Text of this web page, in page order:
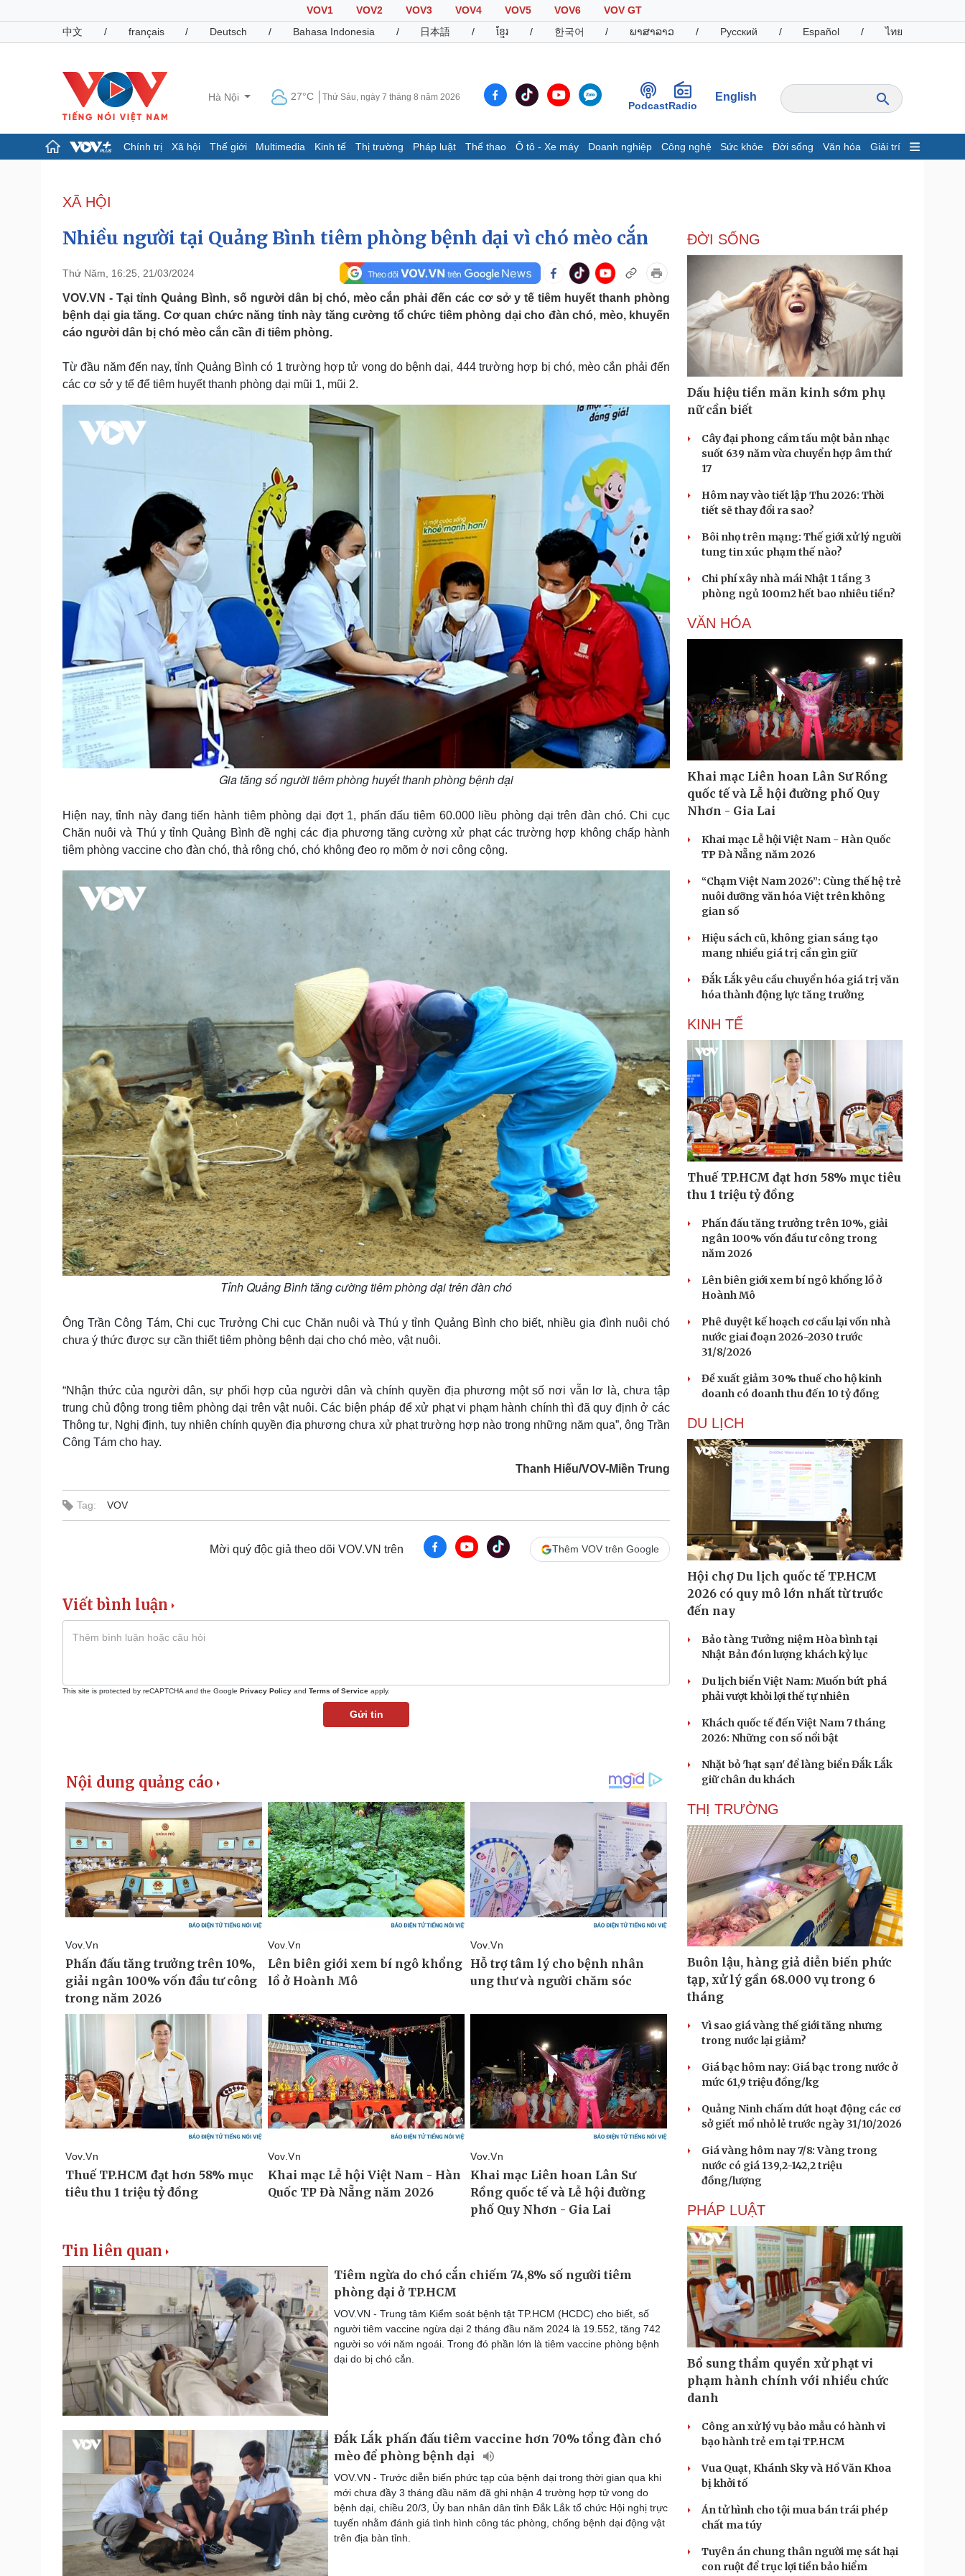
VOV1 VOV2 VOV3 VOV4 VOV5 VOV6
VOV GT
中文
/ français / Deutsch / Bahasa Indonesia / 日本語 / ខ្មែរ / 한국어 / ພາສາລາວ / Русский / Español / ไทย
Hà Nội 27°C Thứ Sáu, ngày 7 tháng 8 năm 2026
PodcastRadio
English
Chính trị Xã hội Thế giới Multimedia Kinh tế Thị trường Pháp luật Thể thao Ô tô - Xe máy Doanh nghiệp Công nghệ Sức khỏe Đời sống Văn hóa Giải trí
Đảng
Tổ chức nhân sự
Quốc hội
Nhận diện sự thật
Giáo dục
Dấu ấn VOV
Infographic
Giá cà phê
Pháp luật
Vụ án
Tin nóng
Quân sự - Quốc phòng
Vũ khí
Việt Nam
Thể thao
Bóng đá
eSports
Hậu trường
Ô tô - Xe máy
Ô tô
Doanh nghiệp
Thông tin doanh nghiệp
Doanh nghiệp 24h
Doanh nhân
Vì cộng đồng
Công nghệ
Sành điệu
Tin Công nghệ
Trải nghiệm
Chuyển đổi số
Dinh dưỡng - món ngon
Cây thuốc
Làm đẹp - giảm cân
Phòng mạch online
Ăn sạch sống khỏe
Nhà đẹp
Sân khấu - Điện ảnh
Văn học
Âm nhạc
Di sản
check-in
Podcast
Đọc truyện đêm khuya
Cửa sổ tình yêu
XÃ HỘI
Nhiều người tại Quảng Bình tiêm phòng bệnh dại vì chó mèo cắn
Thứ Năm, 16:25, 21/03/2024
VOV.VN - Tại tỉnh Quảng Bình, số người dân bị chó, mèo cắn phải đến các cơ sở y tế tiêm huyết thanh phòng
bệnh dại gia tăng. Cơ quan chức năng tỉnh này tăng cường tổ chức tiêm phòng dại cho đàn chó, mèo, khuyến
cáo người dân bị chó mèo cắn cần đi tiêm phòng.
Từ đầu năm đến nay, tỉnh Quảng Bình có 1 trường hợp tử vong do bệnh dại, 444 trường hợp bị chó, mèo cắn phải đến
các cơ sở y tế để tiêm huyết thanh phòng dại mũi 1, mũi 2.
Gia tăng số người tiêm phòng huyết thanh phòng bệnh dại
Hiện nay, tỉnh này đang tiến hành tiêm phòng dại đợt 1, phấn đấu tiêm 60.000 liều phòng dại trên đàn chó. Chi cục
Chăn nuôi và Thú y tỉnh Quảng Bình đề nghị các địa phương tăng cường xử phạt các trường hợp không chấp hành
tiêm phòng vaccine cho đàn chó, thả rông chó, chó không đeo rọ mõm ở nơi công cộng.
Tỉnh Quảng Bình tăng cường tiêm phòng dại trên đàn chó
Ông Trần Công Tám, Chi cục Trưởng Chi cục Chăn nuôi và Thú y tỉnh Quảng Bình cho biết, nhiều gia đình nuôi chó
chưa ý thức được sự cần thiết tiêm phòng bệnh dại cho chó mèo, vật nuôi.
“Nhận thức của người dân, sự phối hợp của người dân và chính quyền địa phương một số nơi vẫn lơ là, chưa tập
trung chủ động trong tiêm phòng dại trên vật nuôi. Các biện pháp để xử phạt vi phạm hành chính thì đã quy định ở các
Thông tư, Nghị định, tuy nhiên chính quyền địa phương chưa xử phạt trường hợp nào trong những năm qua”, ông Trần
Công Tám cho hay.
Thanh Hiếu/VOV-Miền Trung
Tag: VOV
Mời quý độc giả theo dõi VOV.VN trên Thêm VOV trên Google
Viết bình luận
This site is protected by reCAPTCHA and the Google Privacy Policy and Terms of Service apply.
Gửi tin
Tin liên quan
Tiêm ngừa do chó cắn chiếm 74,8% số người tiêm
phòng dại ở TP.HCM
VOV.VN - Trung tâm Kiểm soát bệnh tật TP.HCM (HCDC) cho biết, số
người tiêm vaccine ngừa dại 2 tháng đầu năm 2024 là 19.552, tăng 742
người so với năm ngoái. Trong đó phần lớn là tiêm vaccine phòng bệnh
dại do bị chó cắn.
Đắk Lắk phấn đấu tiêm vaccine hơn 70% tổng đàn chó
mèo để phòng bệnh dại
VOV.VN - Trước diễn biến phức tạp của bệnh dại trong thời gian qua khi
mới chưa đầy 3 tháng đầu năm đã ghi nhận 4 trường hợp tử vong do
bệnh dại, chiều 20/3, Ủy ban nhân dân tỉnh Đắk Lắk tổ chức Hội nghị trực
tuyến nhằm đánh giá tình hình công tác phòng, chống bệnh dại động vật
trên địa bàn tỉnh.
ĐỜI SỐNG
Dấu hiệu tiền mãn kinh sớm phụ
nữ cần biết
Cây đại phong cầm tấu một bản nhạc
suốt 639 năm vừa chuyển hợp âm thứ
17
Hôm nay vào tiết lập Thu 2026: Thời
tiết sẽ thay đổi ra sao?
Bôi nhọ trên mạng: Thế giới xử lý người
tung tin xúc phạm thế nào?
Chi phí xây nhà mái Nhật 1 tầng 3
phòng ngủ 100m2 hết bao nhiêu tiền?
VĂN HÓA
Khai mạc Liên hoan Lân Sư Rồng
quốc tế và Lễ hội đường phố Quy
Nhơn - Gia Lai
Khai mạc Lễ hội Việt Nam - Hàn Quốc
TP Đà Nẵng năm 2026
“Chạm Việt Nam 2026”: Cùng thế hệ trẻ
nuôi dưỡng văn hóa Việt trên không
gian số
Hiệu sách cũ, không gian sáng tạo
mang nhiều giá trị cần gìn giữ
Đắk Lắk yêu cầu chuyển hóa giá trị văn
hóa thành động lực tăng trưởng
KINH TẾ
Thuế TP.HCM đạt hơn 58% mục tiêu
thu 1 triệu tỷ đồng
Phấn đấu tăng trưởng trên 10%, giải
ngân 100% vốn đầu tư công trong
năm 2026
Lên biên giới xem bí ngô khổng lồ ở
Hoành Mô
Phê duyệt kế hoạch cơ cấu lại vốn nhà
nước giai đoạn 2026-2030 trước
31/8/2026
Đề xuất giảm 30% thuế cho hộ kinh
doanh có doanh thu đến 10 tỷ đồng
DU LỊCH
Hội chợ Du lịch quốc tế TP.HCM
2026 có quy mô lớn nhất từ trước
đến nay
Bảo tàng Tưởng niệm Hòa bình tại
Nhật Bản đón lượng khách kỷ lục
Du lịch biển Việt Nam: Muốn bứt phá
phải vượt khỏi lợi thế tự nhiên
Khách quốc tế đến Việt Nam 7 tháng
2026: Những con số nổi bật
Nhặt bỏ 'hạt sạn' để làng biển Đắk Lắk
giữ chân du khách
THỊ TRƯỜNG
Buôn lậu, hàng giả diễn biến phức
tạp, xử lý gần 68.000 vụ trong 6
tháng
Vì sao giá vàng thế giới tăng nhưng
trong nước lại giảm?
Giá bạc hôm nay: Giá bạc trong nước ở
mức 61,9 triệu đồng/kg
Quảng Ninh chấm dứt hoạt động các cơ
sở giết mổ nhỏ lẻ trước ngày 31/10/2026
Giá vàng hôm nay 7/8: Vàng trong
nước có giá 139,2-142,2 triệu
đồng/lượng
PHÁP LUẬT
Bổ sung thẩm quyền xử phạt vi
phạm hành chính với nhiều chức
danh
Công an xử lý vụ bảo mẫu có hành vi
bạo hành trẻ em tại TP.HCM
Vua Quạt, Khánh Sky và Hồ Văn Khoa
bị khởi tố
Án tử hình cho tội mua bán trái phép
chất ma túy
Tuyên án chung thân người mẹ sát hại
con ruột để trục lợi tiền bảo hiểm